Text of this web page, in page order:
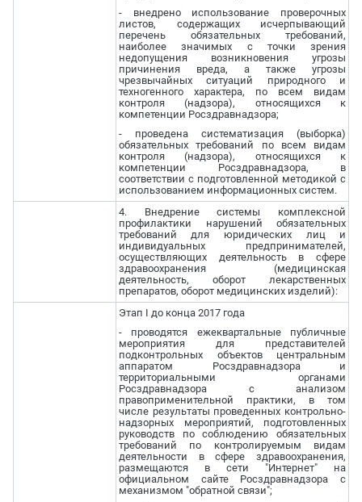
- внедрено использование проверочных
листов, содержащих исчерпывающий
перечень обязательных требований,
наиболее значимых с точки зрения
недопущения возникновения угрозы
причинения вреда, а также угрозы
чрезвычайных ситуаций природного и
техногенного характера, по всем видам
контроля (надзора), относящихся к
компетенции Росздравнадзора;
- проведена систематизация (выборка)
обязательных требований по всем видам
контроля (надзора), относящихся к
компетенции Росздравнадзора, в
соответствии с подготовленной методикой с
использованием информационных систем.
4. Внедрение системы комплексной
профилактики нарушений обязательных
требований для юридических лиц и
индивидуальных предпринимателей,
осуществляющих деятельность в сфере
здравоохранения (медицинская
деятельность, оборот лекарственных
препаратов, оборот медицинских изделий):
Этап I до конца 2017 года
- проводятся ежеквартальные публичные
мероприятия для представителей
подконтрольных объектов центральным
аппаратом Росздравнадзора и
территориальными органами
Росздравнадзора с анализом
правоприменительной практики, в том
числе результаты проведенных контрольно-
надзорных мероприятий, подготовленных
руководств по соблюдению обязательных
требований по контролируемым видам
деятельности в сфере здравоохранения,
размещаются в сети "Интернет" на
официальном сайте Росздравнадзора с
механизмом "обратной связи";